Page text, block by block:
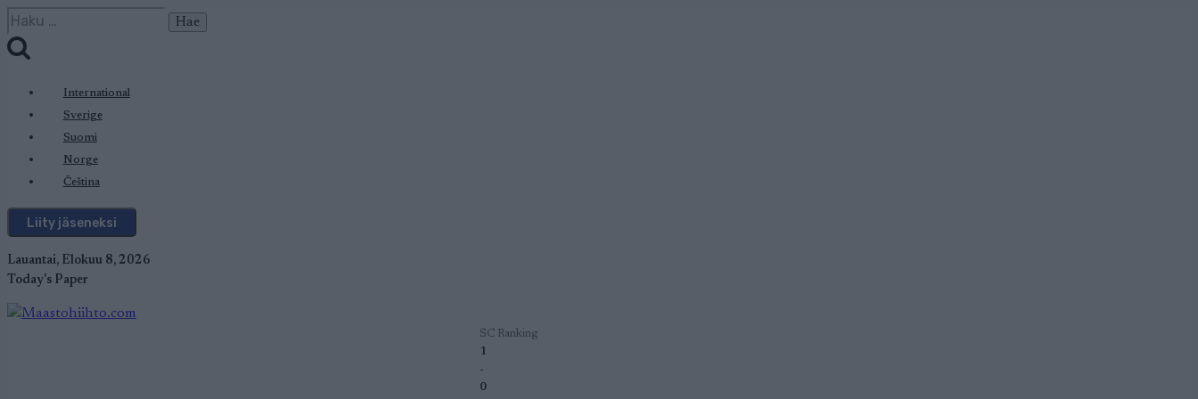
Siirry
sisältöön
Haku:
International
Sverige
Suomi
Norge
Čeština
Liity jäseneksi
Lauantai, Elokuu 8, 2026
Today's Paper
SC Ranking
1
-
0